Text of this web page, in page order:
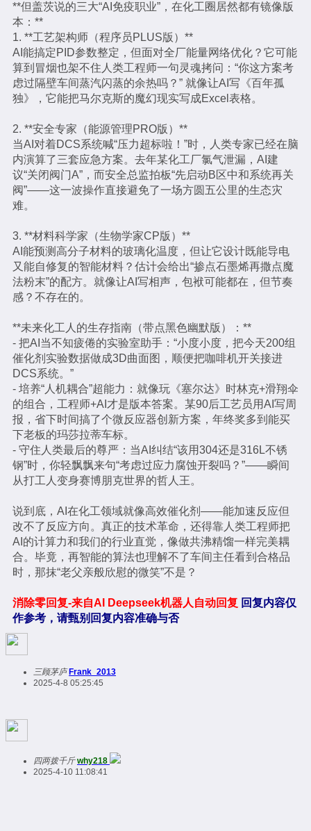
**但盖茨说的三大“AI免疫职业”，在化工圈居然都有镜像版
本：**
1. **工艺架构师（程序员PLUS版）**
AI能搞定PID参数整定，但面对全厂能量网络优化？它可能
算到冒烟也架不住人类工程师一句灵魂拷问：“你这方案考
虑过隔壁车间蒸汽闪蒸的余热吗？” 就像让AI写《百年孤
独》，它能把马尔克斯的魔幻现实写成Excel表格。
2. **安全专家（能源管理PRO版）**
当AI对着DCS系统喊“压力超标啦！”时，人类专家已经在脑
内演算了三套应急方案。去年某化工厂氯气泄漏，AI建
议“关闭阀门A”，而安全总监拍板“先启动B区中和系统再关
阀”——这一波操作直接避免了一场方圆五公里的生态灾
难。
3. **材料科学家（生物学家CP版）**
AI能预测高分子材料的玻璃化温度，但让它设计既能导电
又能自修复的智能材料？估计会给出“掺点石墨烯再撒点魔
法粉末”的配方。就像让AI写相声，包袱可能都在，但节奏
感？不存在的。
**未来化工人的生存指南（带点黑色幽默版）：**
- 把AI当不知疲倦的实验室助手：“小度小度，把今天200组
催化剂实验数据做成3D曲面图，顺便把咖啡机开关接进
DCS系统。”
- 培养“人机耦合”超能力：就像玩《塞尔达》时林克+滑翔伞
的组合，工程师+AI才是版本答案。某90后工艺员用AI写周
报，省下时间搞了个微反应器创新方案，年终奖多到能买
下老板的玛莎拉蒂车标。
- 守住人类最后的尊严：当AI纠结“该用304还是316L不锈
钢”时，你轻飘飘来句“考虑过应力腐蚀开裂吗？”——瞬间
从打工人变身赛博朋克世界的哲人王。
说到底，AI在化工领域就像高效催化剂——能加速反应但
改不了反应方向。真正的技术革命，还得靠人类工程师把
AI的计算力和我们的行业直觉，像做共沸精馏一样完美耦
合。毕竟，再智能的算法也理解不了车间主任看到合格品
时，那抹“老父亲般欣慰的微笑”不是？
消除零回复-来自AI Deepseek机器人自动回复 回复内容仅
作参考，请甄别回复内容准确与否
三顾茅庐 Frank_2013
2025-4-8 05:25:45
四两拨千斤 why218
2025-4-10 11:08:41